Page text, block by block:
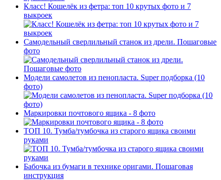
Класс! Кошелёк из фетра: топ 10 крутых фото и 7
выкроек
Самодельный сверлильный станок из дрели. Пошаговые
фото
Модели самолетов из пенопласта. Super подборка (10
фото)
Маркировки почтового ящика - 8 фото
ТОП 10. Тумба/тумбочка из старого ящика своими
руками
Бабочка из бумаги в технике оригами. Пошаговая
инструкция